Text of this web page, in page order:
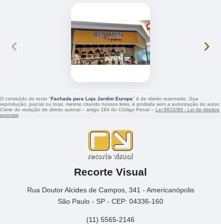
‹ ›
O conteúdo do texto "Fachada para Loja Jardim Europa" é de direito reservado. Sua
reprodução, parcial ou total, mesmo citando nossos links, é proibida sem a autorização do autor.
Crime de violação de direito autoral – artigo 184 do Código Penal – Lei 9610/98 - Lei de direitos
autorais
Recorte Visual
Rua Doutor Alcides de Campos, 341 - Americanópolis
São Paulo - SP - CEP: 04336-160
(11) 5565-2146